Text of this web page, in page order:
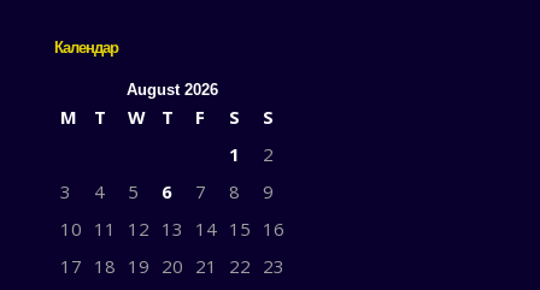
Календар
August 2026
M T W T F S
S
1
2
3
4 5 6 7 8
9
10 11 12 13 14 15 16
17 18 19 20 21 22 23